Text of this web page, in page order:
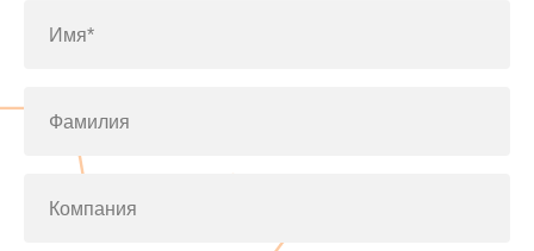
Имя*
Фамилия
Компания